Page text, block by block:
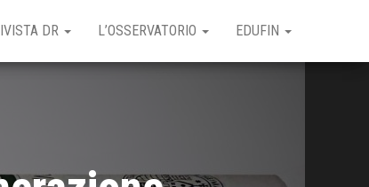
DR L’OSSERVATORIO EDUFIN